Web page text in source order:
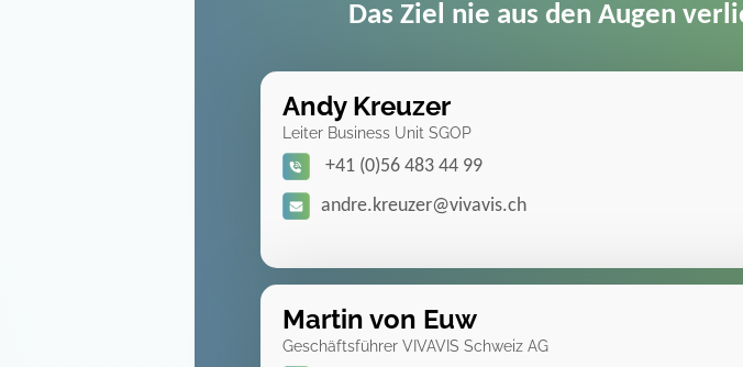
Das Ziel nie aus den Augen
Andy Kreuzer
Leiter Business Unit SGOP
+41 (0)56 483 44 99
andre.kreuzer@vivavis.ch
Martin von Euw
Geschäftsführer VIVAVIS Schweiz AG